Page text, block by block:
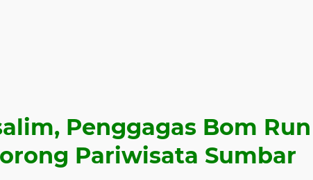
Penggagas Bom Run
Pariwisata Sumbar